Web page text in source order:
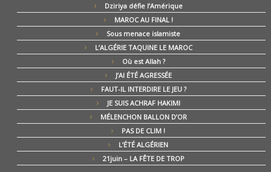
Dziriya défie l’Amérique
MAROC AU FINAL !
Sous menace islamiste
L’ALGÉRIE TAQUINE LE MAROC
Où est Allah ?
J’AI ÉTÉ AGRESSÉE
FAUT-IL INTERDIRE LE JEU ?
JE SUIS ACHRAF HAKIMI
MÉLENCHON BALLON D’OR
PAS DE CLIM !
L’ÉTÉ ALGÉRIEN
21juin – LA FÊTE DE TROP